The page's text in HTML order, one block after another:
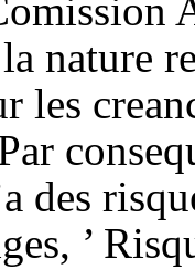
nature
les
des
’